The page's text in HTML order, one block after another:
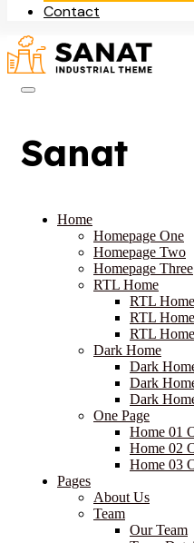
Contact
Sanat
Home
Homepage One
Homepage Two
Homepage Three
RTL Home
RTL
RTL
RTL
Dark Home
Dark
Dark
Dark
One Page
Home 01
Home 02
Home 03
Pages
About Us
Team
Our Team